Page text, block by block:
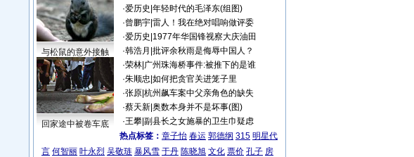
与松鼠的意外接触
回家途中被卷车底
·爱历史 年轻时代的毛泽东(组图)
·曾鹏宇| 雷人！我在绝对唱响做评委
·爱历史 1977年华国锋视察大庆油田
·韩浩月 批评余秋雨是侮辱中国人？
·荣林| 广州珠海桥事件:被推下的是谁
·朱顺忠 如何把贪官关进笼子里
·张原| 杭州飙车案中父亲角色的缺失
·蔡天新| 奥数本身并不是坏事(图)
·王攀| 副县长之女施暴的卫生巾疑虑
热点标签： 章子怡 春运 郭德纲 315 明星代
言 何智丽 叶永烈 吴敬琏 暴风雪 于丹 陈晓旭 文化 票价 孔子 房